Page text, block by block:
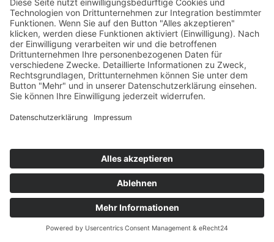
Moderne elektrische Antriebe bestehen
nicht nur aus Motor und Last. Die Regelung
entscheidet wesentlich darüber, wie gut das
System den physikalisch möglichen Bereich
nutzt.
Bei Schrittmotoren beeinflussen
Stromregelung, Chopperfrequenz,
Microstepping, Rampenprofile,
Beschleunigungswerte und gegebenenfalls
Closed Loop Funktionen das reale Verhalten
massiv. Zwei äußerlich ähnliche Motoren